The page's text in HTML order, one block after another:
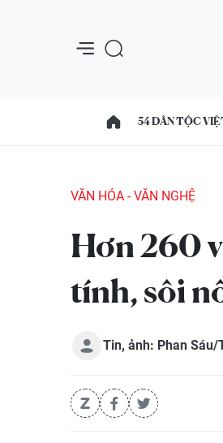
54 DÂN TỘC
VĂN HÓA - VĂN NGHỆ
Hơn 260
tính, sôi
Tin, ảnh: Phan Sáu/